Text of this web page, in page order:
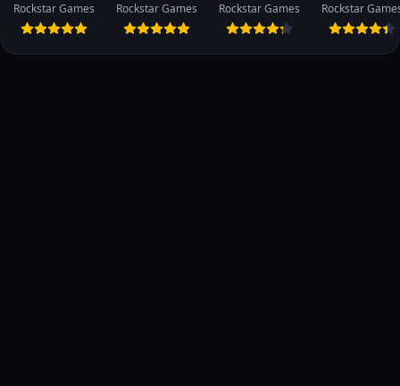
Rockstar Games
Rockstar Games
Rockstar Games
Rockstar